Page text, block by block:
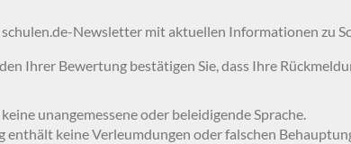
Newsletter mit aktuellen Informationen zu
Ihrer Bewertung bestätigen Sie, dass Ihre
unangemessene oder beleidigende Sprache.
enthält keine Verleumdungen oder falschen